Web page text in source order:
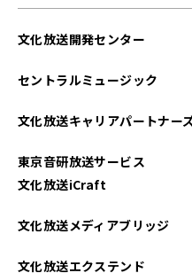
文化放送開発センター
セントラルミュージック
文化放送キャリアパートナー
東京音研放送サービス
文化放送iCraft
文化放送メディアブリッジ
文化放送エクステンド